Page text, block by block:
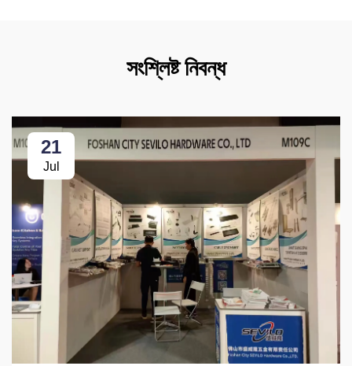
সংশ্লিষ্ট নিবন্ধ
21
Jul